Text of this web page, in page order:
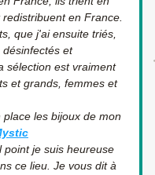
en France.
que j'ai ensuite triés,
et
sélection est vraiment
et grands, femmes et
les bijoux de mon
point je suis heureuse
ce lieu. Je vous dit à